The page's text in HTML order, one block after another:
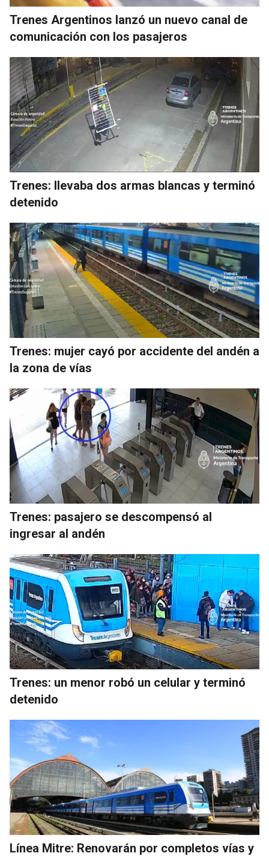
Trenes Argentinos lanzó un nuevo canal de
comunicación con los pasajeros
Trenes: llevaba dos armas blancas y terminó
detenido
Trenes: mujer cayó por accidente del andén a
la zona de vías
Trenes: pasajero se descompensó al
ingresar al andén
Trenes: un menor robó un celular y terminó
detenido
Línea Mitre: Renovarán por completos vías y